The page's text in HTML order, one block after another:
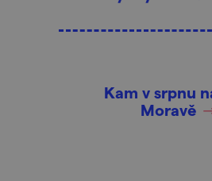
Kam v srpnu
Moravě